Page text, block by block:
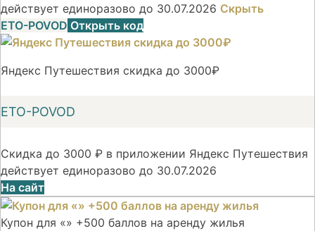
действует единоразово до 30.07.2026 Скрыть
ETO-POVOD Открыть код
Яндекс Путешествия скидка до 3000₽
ETO-POVOD
Скидка до 3000 ₽ в приложении Яндекс Путешествия
действует единоразово до 30.07.2026
На сайт
Купон для «» +500 баллов на аренду жилья